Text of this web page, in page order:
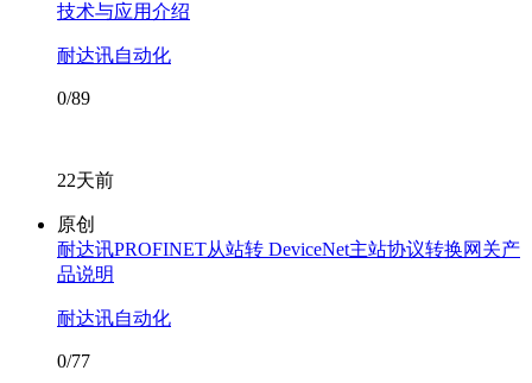
技术与应用介绍
耐达讯自动化
0/89
22天前
原创
耐达讯PROFINET从站转 DeviceNet主站协议转换网关产
品说明
耐达讯自动化
0/77